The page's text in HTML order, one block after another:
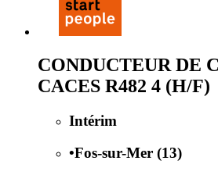
CONDUCTEUR DE
CACES R482 4 (H/F)
Intérim
•Fos-sur-Mer (13)